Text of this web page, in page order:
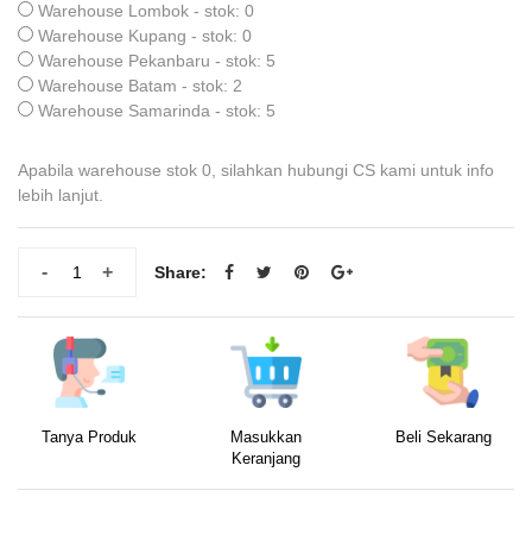
Warehouse Lombok - stok: 0
Warehouse Kupang - stok: 0
Warehouse Pekanbaru - stok: 5
Warehouse Batam - stok: 2
Warehouse Samarinda - stok: 5
Apabila warehouse stok 0, silahkan hubungi CS kami untuk info
lebih lanjut.
+
- Share:
Tanya Produk
Masukkan
Keranjang
Beli Sekarang